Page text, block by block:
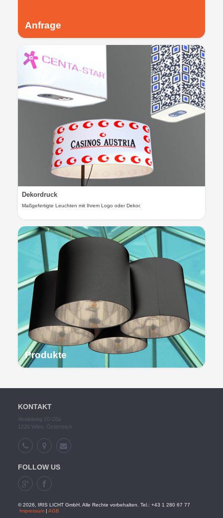
Anfrage
Dekordruck
Maßgefertigte Leuchten mit Ihrem Logo oder Dekor.
Produkte
KONTAKT
Akeleiweg 20-20a
1220 Wien, Österreich
FOLLOW US
© 2026, IRIS LICHT GmbH. Alle Rechte vorbehalten. Tel.: +43 1 280 67 77
Impressum| AGB